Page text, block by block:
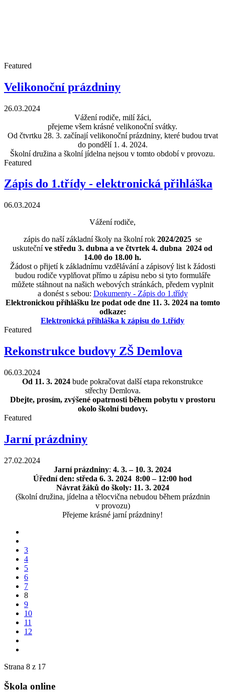
Featured
Velikonoční prázdniny
26.03.2024
Vážení rodiče, milí žáci,
přejeme všem krásné velikonoční svátky.
Od čtvrtku 28. 3. začínají velikonoční prázdniny, které budou trvat
do pondělí 1. 4. 2024.
Školní družina a školní jídelna nejsou v tomto období v provozu.
Featured
Zápis do 1.třídy - elektronická přihláška
06.03.2024
Vážení rodiče,
zápis do naší základní školy na školní rok 2024/2025se
uskutečníve středu 3. dubna a ve čtvrtek 4. dubna 2024 od
14.00 do 18.00 h.
Žádost o přijetí k základnímu vzdělávání a zápisový list k žádosti
budou rodiče vyplňovat přímo u zápisu nebo si tyto formuláře
můžete stáhnout na našich webových stránkách, předem vyplnit
a donést s sebou: Dokumenty - Zápis do 1.třídy
Elektronickou příhlášku lze podat ode dne 11. 3. 2024 na tomto
odkaze:
Elektronická přihláška k zápisu do 1.třídy
Featured
Rekonstrukce budovy ZŠ Demlova
06.03.2024
Od 11. 3. 2024 bude pokračovat další etapa rekonstrukce
střechy Demlova.
Dbejte, prosím, zvýšené opatrnosti během pobytu v prostoru
okolo školní budovy.
Featured
Jarní prázdniny
27.02.2024
Jarní prázdniny: 4. 3. – 10. 3. 2024
Úřední den: středa 6. 3. 2024 8:00 – 12:00 hod
Návrat žáků do školy: 11. 3. 2024
(školní družina, jídelna a tělocvična nebudou během prázdnin
v provozu)
Přejeme krásné jarní prázdniny!
3
4
5
6
7
8
9
10
11
12
Strana 8 z 17
Škola online